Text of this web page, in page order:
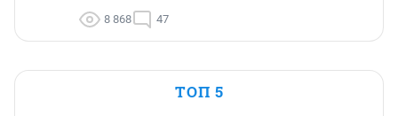
8 868 47
ТОП 5